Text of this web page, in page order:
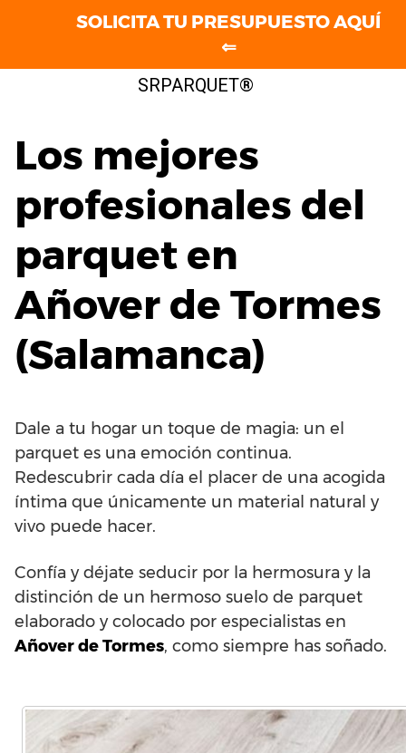
SRPARQUET®
Los mejores
profesionales del
parquet en
Añover de Tormes
(Salamanca)
Dale a tu hogar un toque de magia: un el
parquet es una emoción continua.
Redescubrir cada día el placer de una acogida
íntima que únicamente un material natural y
vivo puede hacer.
Confía y déjate seducir por la hermosura y la
distinción de un hermoso suelo de parquet
elaborado y colocado por especialistas en
Añover de Tormes, como siempre has soñado.
SOLICITA TU PRESUPUESTO AQUÍ
⇐